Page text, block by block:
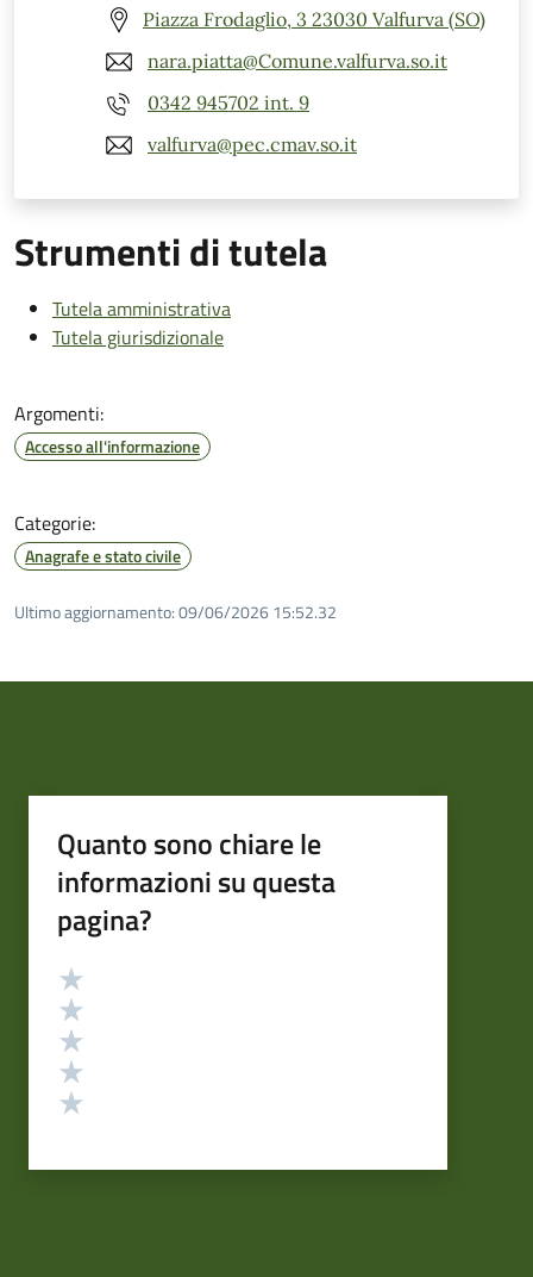
Piazza Frodaglio, 3 23030 Valfurva (SO)
nara.piatta@Comune.valfurva.so.it
0342 945702 int. 9
valfurva@pec.cmav.so.it
Strumenti di tutela
Tutela amministrativa
Tutela giurisdizionale
Argomenti:
Accesso all'informazione
Categorie:
Anagrafe e stato civile
Ultimo aggiornamento:09/06/2026 15:52.32
Quanto sono chiare le
informazioni su questa
pagina?
Valutazione